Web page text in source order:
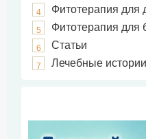
4 Фитотерапия для
5 Фитотерапия для
6 Статьи
7 Лечебные истории